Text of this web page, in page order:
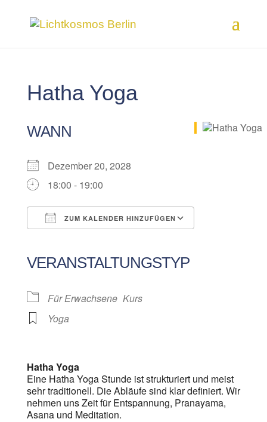
Hatha Yoga
WANN
Dezember 20, 2028
18:00 - 19:00
ZUM KALENDER HINZUFÜGEN
VERANSTALTUNGSTYP
Für Erwachsene Kurs
Yoga
Hatha Yoga
Eine Hatha Yoga Stunde ist strukturiert und meist
sehr traditionell. Die Abläufe sind klar definiert. Wir
nehmen uns Zeit für Entspannung, Pranayama,
Asana und Meditation.